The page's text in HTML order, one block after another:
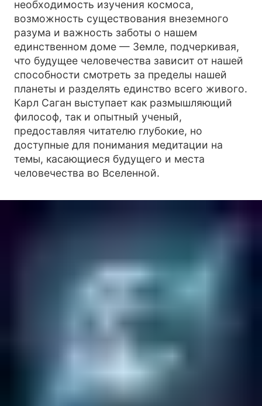
необходимость изучения космоса,
возможность существования внеземного
разума и важность заботы о нашем
единственном доме — Земле, подчеркивая,
что будущее человечества зависит от нашей
способности смотреть за пределы нашей
планеты и разделять единство всего живого.
Карл Саган выступает как размышляющий
философ, так и опытный ученый,
предоставляя читателю глубокие, но
доступные для понимания медитации на
темы, касающиеся будущего и места
человечества во Вселенной.